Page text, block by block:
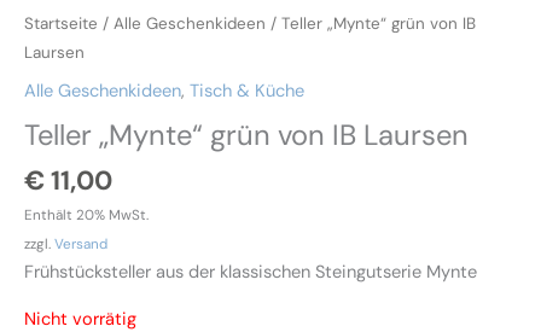
Startseite / Alle Geschenkideen / Teller „Mynte“ grün von IB
Laursen
Alle Geschenkideen, Tisch & Küche
Teller „Mynte“ grün von IB Laursen
€11,00
Enthält 20% MwSt.
zzgl.Versand
Frühstücksteller aus der klassischen Steingutserie Mynte
Nicht vorrätig